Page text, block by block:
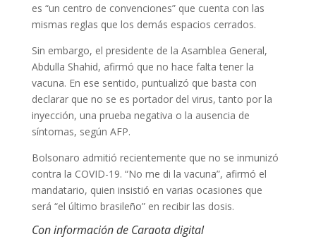
es “un centro de convenciones” que cuenta con las
mismas reglas que los demás espacios cerrados.
Sin embargo, el presidente de la Asamblea General,
Abdulla Shahid, afirmó que no hace falta tener la
vacuna. En ese sentido, puntualizó que basta con
declarar que no se es portador del virus, tanto por la
inyección, una prueba negativa o la ausencia de
síntomas, según AFP.
Bolsonaro admitió recientemente que no se inmunizó
contra la COVID-19. “No me di la vacuna”, afirmó el
mandatario, quien insistió en varias ocasiones que
será “el último brasileño” en recibir las dosis.
Con información de Caraota digital